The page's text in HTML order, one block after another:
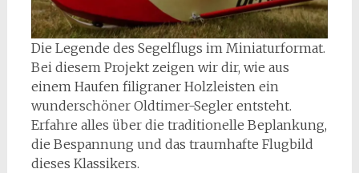
Die Legende des Segelflugs im Miniaturformat.
Bei diesem Projekt zeigen wir dir, wie aus
einem Haufen filigraner Holzleisten ein
wunderschöner Oldtimer-Segler entsteht.
Erfahre alles über die traditionelle Beplankung,
die Bespannung und das traumhafte Flugbild
dieses Klassikers.